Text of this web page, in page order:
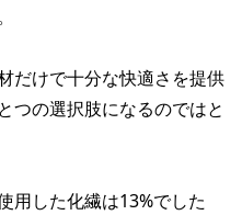
だけで十分な快適さを提供
つの選択肢になるのではと
用した化繊は13%でした